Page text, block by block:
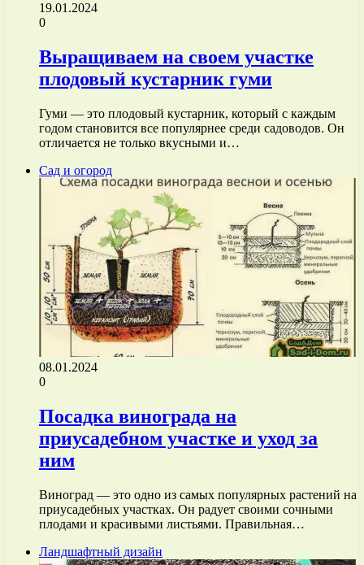
19.01.2024
0
Выращиваем на своем участке
плодовый кустарник гуми
Гуми — это плодовый кустарник, который с каждым
годом становится все популярнее среди садоводов. Он
отличается не только вкусными и…
Сад и огород
08.01.2024
0
Посадка винограда на
приусадебном участке и уход за
ним
Виноград — это одно из самых популярных растений на
приусадебных участках. Он радует своими сочными
плодами и красивыми листьями. Правильная…
Ландшафтный дизайн